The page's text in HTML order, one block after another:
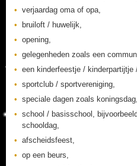
verjaardag oma of opa,
bruiloft / huwelijk,
opening,
gelegenheden zoals een
een kinderfeestje / kinderpartijtje
sportclub / sportvereniging,
speciale dagen zoals
school / basisschool,
schooldag,
afscheidsfeest,
op een beurs,